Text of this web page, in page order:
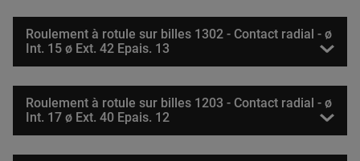
Roulement à rotule sur billes 1302 - Contact radial - ø
Int. 15 ø Ext. 42 Epais. 13
Roulement à rotule sur billes 1203 - Contact radial - ø
Int. 17 ø Ext. 40 Epais. 12